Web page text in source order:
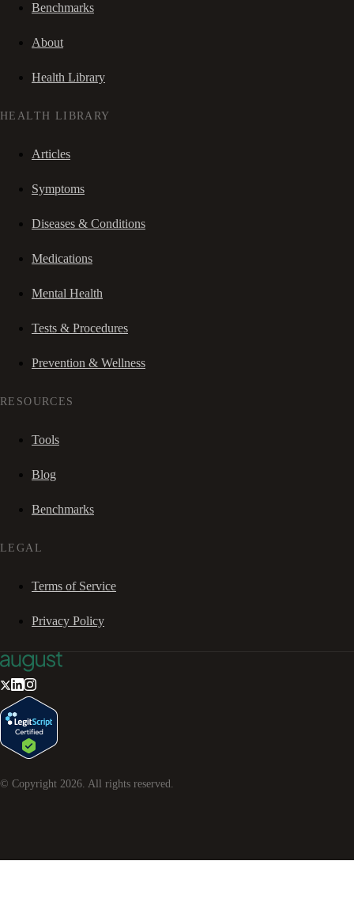
Benchmarks
About
Health Library
HEALTH LIBRARY
Articles
Symptoms
Diseases & Conditions
Medications
Mental Health
Tests & Procedures
Prevention & Wellness
RESOURCES
Tools
Blog
Benchmarks
LEGAL
Terms of Service
Privacy Policy
© Copyright 2026 . All rights reserved.